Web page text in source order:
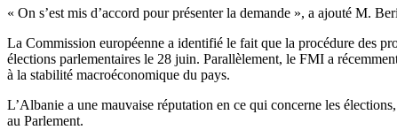
« On s’est mis d’accord pour présenter la demande », a ajouté M.
La Commission européenne a identifié le fait que la procédure des
élections parlementaires le 28 juin. Parallèlement, le FMI a
à la stabilité macroéconomique du pays.
L’Albanie a une mauvaise réputation en ce qui concerne les
au Parlement.